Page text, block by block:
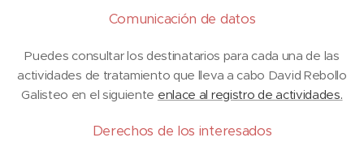
Comunicación de datos
Puedes consultar los destinatarios para cada una de las
actividades de tratamiento que lleva a cabo David Rebollo
Galisteo en el siguiente enlace al registro de actividades.
Derechos de los interesados